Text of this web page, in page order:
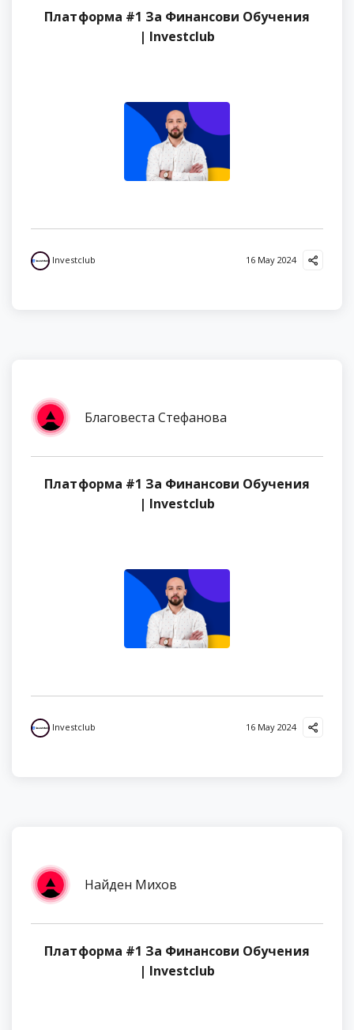
Платформа #1 За Финансови Обучения
| Investclub
Investclub 16 May 2024
Благовеста Стефанова
Платформа #1 За Финансови Обучения
| Investclub
Investclub 16 May 2024
Найден Михов
Платформа #1 За Финансови Обучения
| Investclub